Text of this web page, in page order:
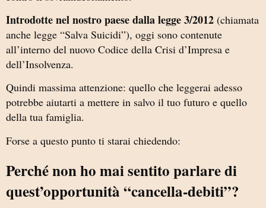
Introdotte nel nostro paese dalla legge 3/2012 (chiamata
anche legge “Salva Suicidi”), oggi sono contenute
all’interno del nuovo Codice della Crisi d’Impresa e
dell’Insolvenza.
Quindi massima attenzione: quello che leggerai adesso
potrebbe aiutarti a mettere in salvo il tuo futuro e quello
della tua famiglia.
Forse a questo punto ti starai chiedendo:
Perché non ho mai sentito parlare di
quest’opportunità “cancella-debiti”?